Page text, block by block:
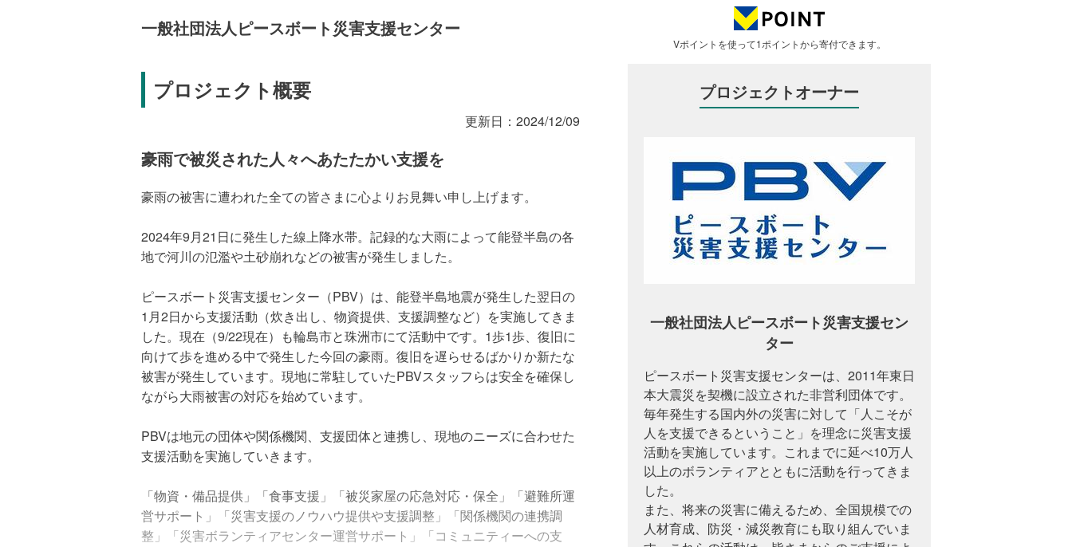
一般社団法人ピースボート災害支援センター
プロジェクト概要
更新日： 2024/12/09
豪雨で被災された人々へあたたかい支援を
豪雨の被害に遭われた全ての皆さまに心よりお見舞い申し上げます。
2024年9月21日に発生した線上降水帯。記録的な大雨によって能登半島の各
地で河川の氾濫や土砂崩れなどの被害が発生しました。
ピースボート災害支援センター（PBV）は、能登半島地震が発生した翌日の
1月2日から支援活動（炊き出し、物資提供、支援調整など）を実施してきま
した。現在（9/22現在）も輪島市と珠洲市にて活動中です。1歩1歩、復旧に
向けて歩を進める中で発生した今回の豪雨。復旧を遅らせるばかりか新たな
被害が発生しています。現地に常駐していたPBVスタッフらは安全を確保し
ながら大雨被害の対応を始めています。
PBVは地元の団体や関係機関、支援団体と連携し、現地のニーズに合わせた
支援活動を実施していきます。
「物資・備品提供」「食事支援」「被災家屋の応急対応・保全」「避難所運
営サポート」「災害支援のノウハウ提供や支援調整」「関係機関の連携調
整」「災害ボランティアセンター運営サポート」「コミュニティーへの支
Vポイントを使って1ポイントから寄付できます。
プロジェクトオーナー
一般社団法人ピースボート災害支援セン
ター
ピースボート災害支援センターは、2011年東日
本大震災を契機に設立された非営利団体です。
毎年発生する国内外の災害に対して「人こそが
人を支援できるということ」を理念に災害支援
活動を実施しています。これまでに延べ10万人
以上のボランティアとともに活動を行ってきま
した。
また、将来の災害に備えるため、全国規模での
人材育成、防災・減災教育にも取り組んでいま